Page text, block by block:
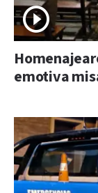
emotiva